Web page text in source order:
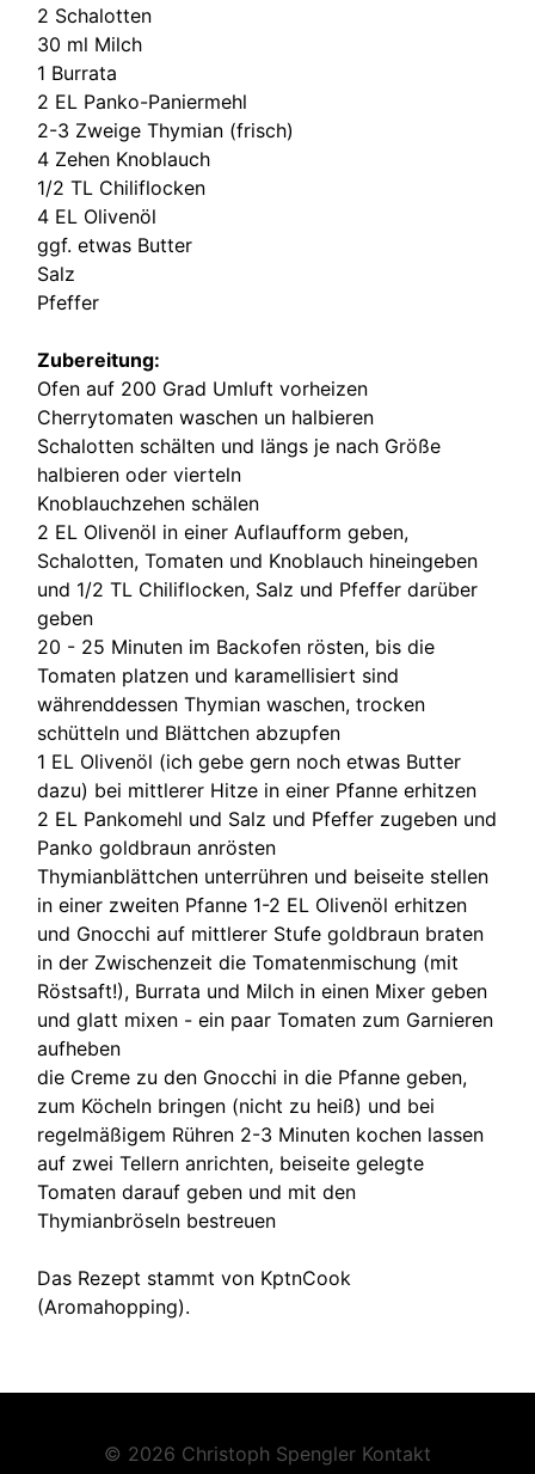
2 Schalotten
30 ml Milch
1 Burrata
2 EL Panko-Paniermehl
2-3 Zweige Thymian (frisch)
4 Zehen Knoblauch
1/2 TL Chiliflocken
4 EL Olivenöl
ggf. etwas Butter
Salz
Pfeffer
Zubereitung:
Ofen auf 200 Grad Umluft vorheizen
Cherrytomaten waschen un halbieren
Schalotten schälten und längs je nach Größe
halbieren oder vierteln
Knoblauchzehen schälen
2 EL Olivenöl in einer Auflaufform geben,
Schalotten, Tomaten und Knoblauch hineingeben
und 1/2 TL Chiliflocken, Salz und Pfeffer darüber
geben
20 - 25 Minuten im Backofen rösten, bis die
Tomaten platzen und karamellisiert sind
währenddessen Thymian waschen, trocken
schütteln und Blättchen abzupfen
1 EL Olivenöl (ich gebe gern noch etwas Butter
dazu) bei mittlerer Hitze in einer Pfanne erhitzen
2 EL Pankomehl und Salz und Pfeffer zugeben und
Panko goldbraun anrösten
Thymianblättchen unterrühren und beiseite stellen
in einer zweiten Pfanne 1-2 EL Olivenöl erhitzen
und Gnocchi auf mittlerer Stufe goldbraun braten
in der Zwischenzeit die Tomatenmischung (mit
Röstsaft!), Burrata und Milch in einen Mixer geben
und glatt mixen - ein paar Tomaten zum Garnieren
aufheben
die Creme zu den Gnocchi in die Pfanne geben,
zum Köcheln bringen (nicht zu heiß) und bei
regelmäßigem Rühren 2-3 Minuten kochen lassen
auf zwei Tellern anrichten, beiseite gelegte
Tomaten darauf geben und mit den
Thymianbröseln bestreuen
Das Rezept stammt von KptnCook
(Aromahopping).
© 2026 Christoph Spengler Kontakt